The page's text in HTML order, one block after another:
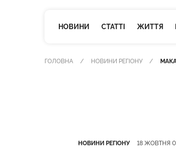
НОВИНИ СТАТТІ ЖИТТЯ
ГОЛОВНА НОВИНИ РЕГІОНУ
НОВИНИ РЕГІОНУ 18 ЖОВТНЯ